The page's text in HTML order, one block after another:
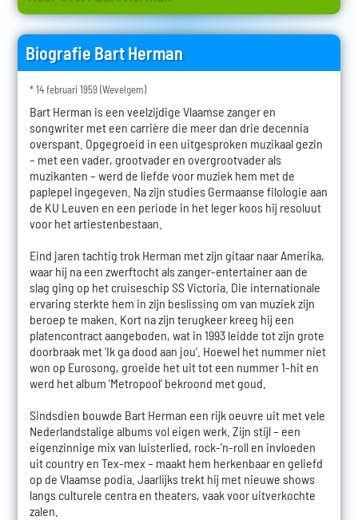
Biografie Bart Herman
* 14 februari 1959 (Wevelgem)
Bart Herman is een veelzijdige Vlaamse zanger en
songwriter met een carrière die meer dan drie decennia
overspant. Opgegroeid in een uitgesproken muzikaal gezin
– met een vader, grootvader en overgrootvader als
muzikanten – werd de liefde voor muziek hem met de
paplepel ingegeven. Na zijn studies Germaanse filologie aan
de KU Leuven en een periode in het leger koos hij resoluut
voor het artiestenbestaan.
Eind jaren tachtig trok Herman met zijn gitaar naar Amerika,
waar hij na een zwerftocht als zanger-entertainer aan de
slag ging op het cruiseschip SS Victoria. Die internationale
ervaring sterkte hem in zijn beslissing om van muziek zijn
beroep te maken. Kort na zijn terugkeer kreeg hij een
platencontract aangeboden, wat in 1993 leidde tot zijn grote
doorbraak met 'Ik ga dood aan jou'. Hoewel het nummer niet
won op Eurosong, groeide het uit tot een nummer 1-hit en
werd het album 'Metropool' bekroond met goud.
Sindsdien bouwde Bart Herman een rijk oeuvre uit met vele
Nederlandstalige albums vol eigen werk. Zijn stijl – een
eigenzinnige mix van luisterlied, rock-’n-roll en invloeden
uit country en Tex-mex – maakt hem herkenbaar en geliefd
op de Vlaamse podia. Jaarlijks trekt hij met nieuwe shows
langs culturele centra en theaters, vaak voor uitverkochte
zalen.